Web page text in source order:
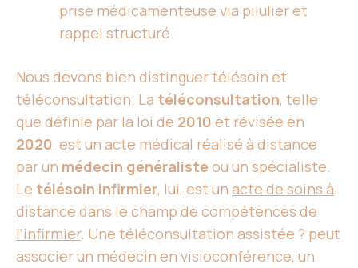
prise médicamenteuse via pilulier et
rappel structuré.
Nous devons bien distinguer télésoin et
téléconsultation. La téléconsultation, telle
que définie par la loi de 2010 et révisée en
2020, est un acte médical réalisé à distance
par un médecin généraliste ou un spécialiste.
Le télésoin infirmier, lui, est un acte de soins à
distance dans le champ de compétences de
l’infirmier. Une téléconsultation assistée ? peut
associer un médecin en visioconférence, un